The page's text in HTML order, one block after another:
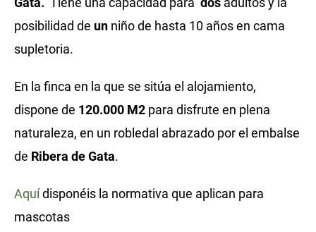
posibilidad de un niño de hasta 10 años en cama
supletoria.
En la finca en la que se sitúa el alojamiento,
dispone de 120.000 M2 para disfrute en plena
naturaleza, en un robledal abrazado por el embalse
de Ribera de Gata.
Aquídisponéis la normativa que aplican para
mascotas